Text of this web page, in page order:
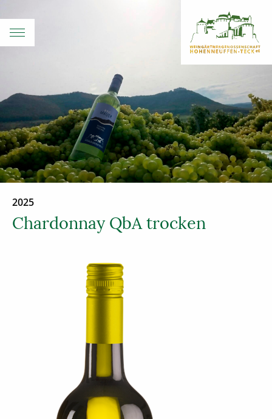
2025
Chardonnay QbA trocken